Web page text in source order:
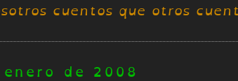
cuentos que otros
de 2008